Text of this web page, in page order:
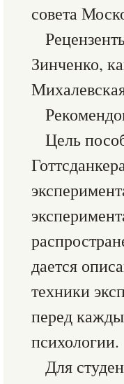
совета
Зинченко,
Цель
дается
техники
перед
психологии.
Для